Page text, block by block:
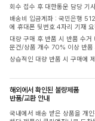
회수 접수 후 대한통운 담당 기
배송비 입금계좌 : 국민은행
에 휴대폰 뒷번호 4자리 기재
대량 구매 후 반품 시 반품 수
문건/상품 개수 70% 이상 반품
상습적인 대량 반품 시 구매에
해외에서 확인된 불량제품
반품/교환 안내
국내에서 배송 받은 상품을 개